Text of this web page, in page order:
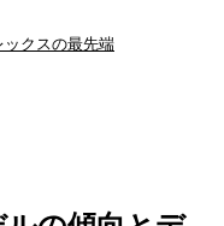
ックスの最先端